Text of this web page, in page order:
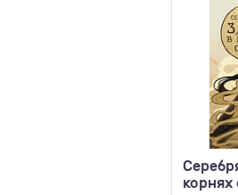
корнях